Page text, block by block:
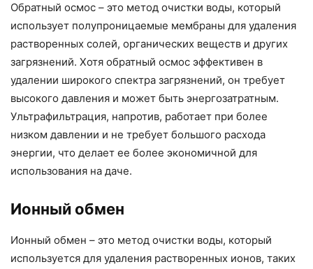
Обратный осмос – это метод очистки воды, который
использует полупроницаемые мембраны для удаления
растворенных солей, органических веществ и других
загрязнений. Хотя обратный осмос эффективен в
удалении широкого спектра загрязнений, он требует
высокого давления и может быть энергозатратным.
Ультрафильтрация, напротив, работает при более
низком давлении и не требует большого расхода
энергии, что делает ее более экономичной для
использования на даче.
Ионный обмен
Ионный обмен – это метод очистки воды, который
используется для удаления растворенных ионов, таких